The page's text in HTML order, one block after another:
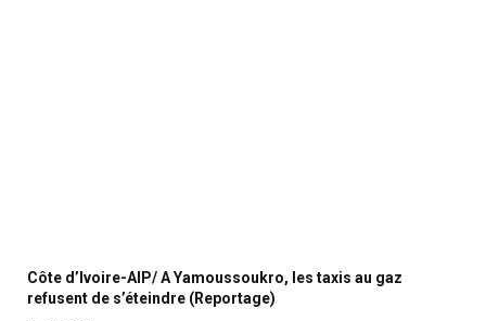
Côte d’Ivoire-AIP/ A Yamoussoukro, les taxis au gaz
refusent de s’éteindre (Reportage)